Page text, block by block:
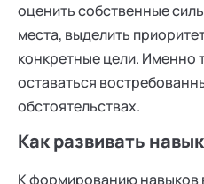
оценить собственные
места, выделить
конкретные цели. Именно
оставаться
обстоятельствах.
Как развивать
К формированию навыков